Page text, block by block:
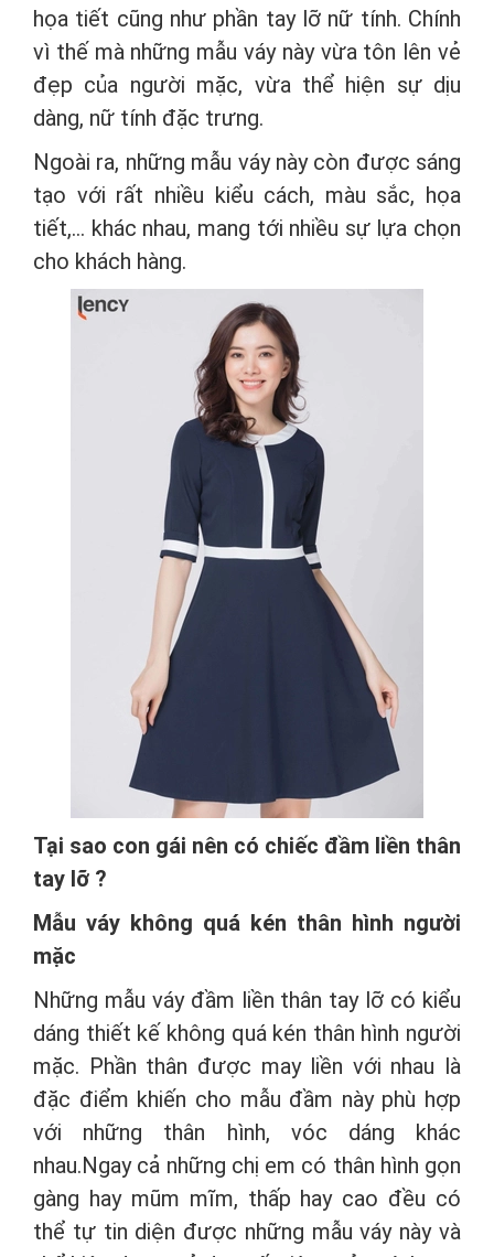
họa tiết cũng như phần tay lỡ nữ tính. Chính
vì thế mà những mẫu váy này vừa tôn lên vẻ
đẹp của người mặc, vừa thể hiện sự dịu
dàng, nữ tính đặc trưng.
Ngoài ra, những mẫu váy này còn được sáng
tạo với rất nhiều kiểu cách, màu sắc, họa
tiết,... khác nhau, mang tới nhiều sự lựa chọn
cho khách hàng.
Tại sao con gái nên có chiếc đầm liền thân
tay lỡ ?
Mẫu váy không quá kén thân hình người
mặc
Những mẫu váy đầm liền thân tay lỡ có kiểu
dáng thiết kế không quá kén thân hình người
mặc. Phần thân được may liền với nhau là
đặc điểm khiến cho mẫu đầm này phù hợp
với những thân hình, vóc dáng khác
nhau.Ngay cả những chị em có thân hình gọn
gàng hay mũm mĩm, thấp hay cao đều có
thể tự tin diện được những mẫu váy này và